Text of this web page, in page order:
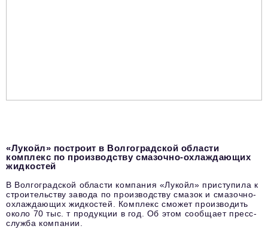
«Лукойл» построит в Волгоградской области
комплекс по производству смазочно-охлаждающих
жидкостей
В Волгоградской области компания «Лукойл» приступила к
строительству завода по производству смазок и смазочно-
охлаждающих жидкостей. Комплекс сможет производить
около 70 тыс. т продукции в год. Об этом сообщает пресс-
служба компании.